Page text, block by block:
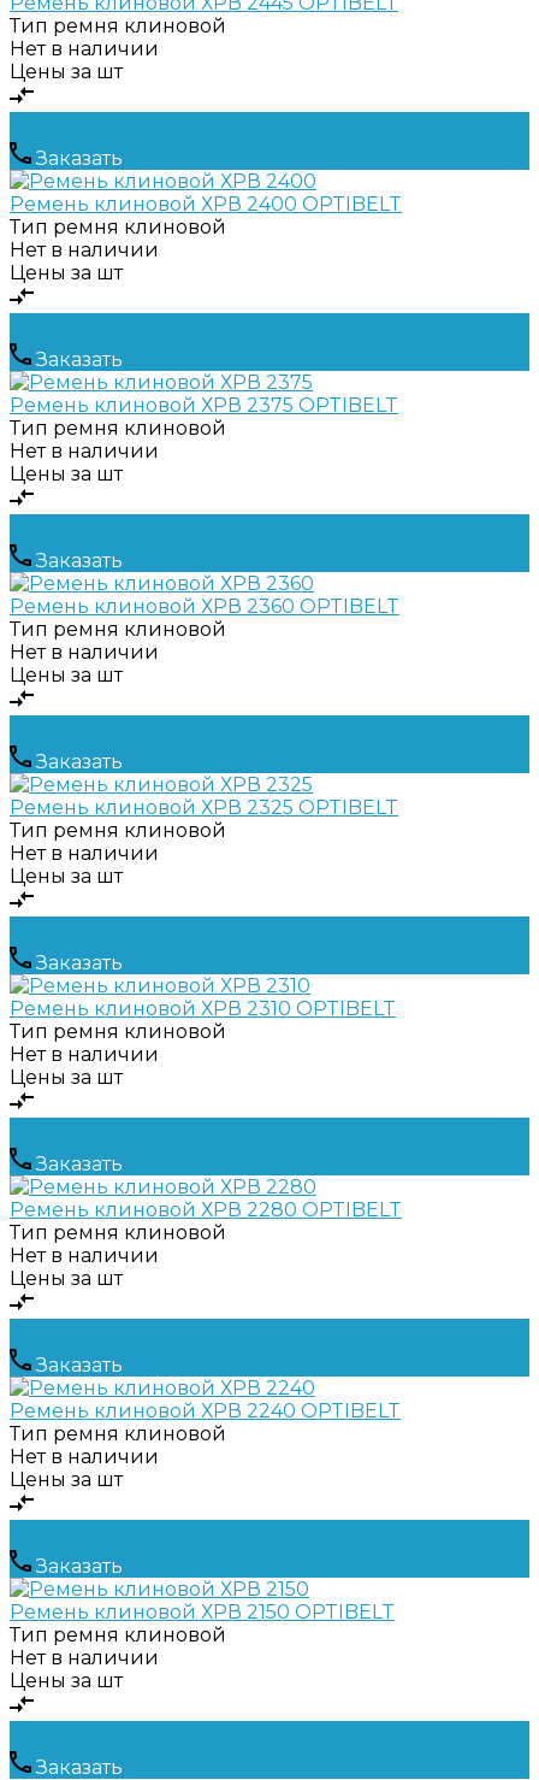
Тип ремня клиновой
Нет в наличии
Цены за шт
Заказать
Ремень клиновой ХРВ 2400 OPTIBELT
Тип ремня клиновой
Нет в наличии
Цены за шт
Заказать
Ремень клиновой ХРВ 2375 OPTIBELT
Тип ремня клиновой
Нет в наличии
Цены за шт
Заказать
Ремень клиновой ХРВ 2360 OPTIBELT
Тип ремня клиновой
Нет в наличии
Цены за шт
Заказать
Ремень клиновой ХРВ 2325 OPTIBELT
Тип ремня клиновой
Нет в наличии
Цены за шт
Заказать
Ремень клиновой ХРВ 2310 OPTIBELT
Тип ремня клиновой
Нет в наличии
Цены за шт
Заказать
Ремень клиновой ХРВ 2280 OPTIBELT
Тип ремня клиновой
Нет в наличии
Цены за шт
Заказать
Ремень клиновой ХРВ 2240 OPTIBELT
Тип ремня клиновой
Нет в наличии
Цены за шт
Заказать
Ремень клиновой ХРВ 2150 OPTIBELT
Тип ремня клиновой
Нет в наличии
Цены за шт
Заказать